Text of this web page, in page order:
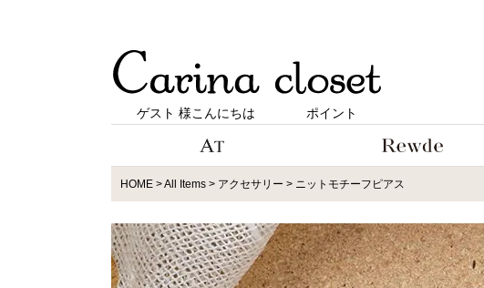
ゲスト 様こんにちは ポイント
HOME All Items アクセサリー ニットモチーフピアス